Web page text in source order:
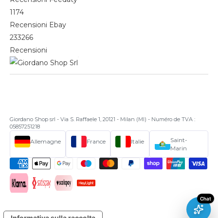
1174
Recensioni Ebay
233266
Recensioni
Giordano Shop srl - Via S. Raffaele 1, 20121 - Milan (MI) - Numéro de TVA :
05857251218
Allemagne France Italie
Saint-
Marin